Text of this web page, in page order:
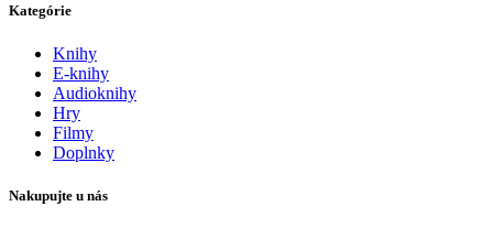
Kategórie
Knihy
E-knihy
Audioknihy
Hry
Filmy
Doplnky
Nakupujte u nás